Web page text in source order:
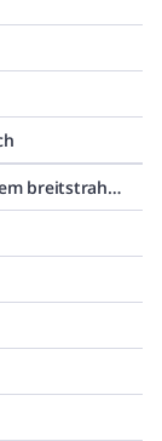
> 80° - extrem breitstrahlend